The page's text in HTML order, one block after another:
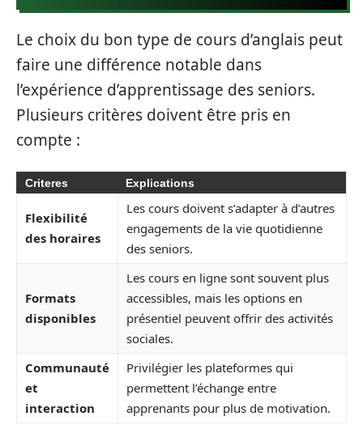
Le choix du bon type de cours d’anglais peut
faire une différence notable dans
l’expérience d’apprentissage des seniors.
Plusieurs critères doivent être pris en
compte :
Criteres Explications
Flexibilité
des horaires
Les cours doivent s’adapter à d’autres
engagements de la vie quotidienne
des seniors.
Formats
disponibles
Les cours en ligne sont souvent plus
accessibles, mais les options en
présentiel peuvent offrir des activités
sociales.
Communauté
et
interaction
Privilégier les plateformes qui
permettent l’échange entre
apprenants pour plus de motivation.